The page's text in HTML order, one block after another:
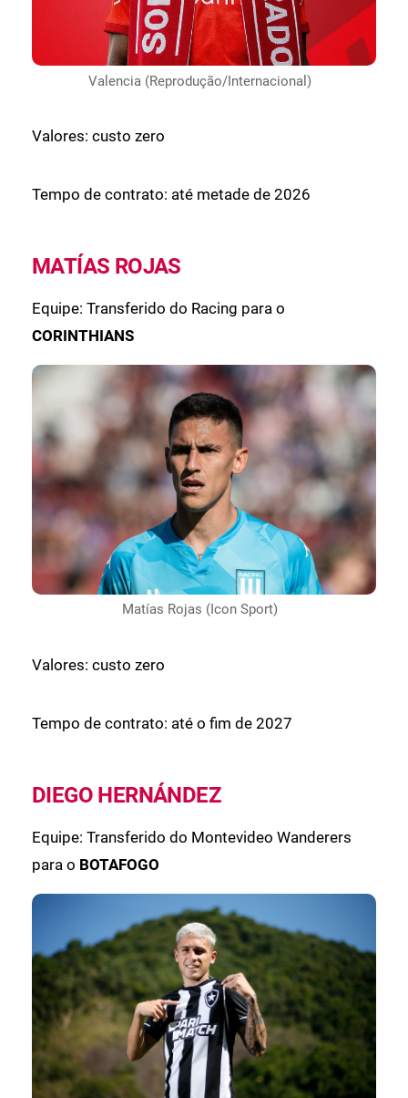
Valencia (Reprodução/Internacional)
Valores: custo zero
Tempo de contrato: até metade de 2026
MATÍAS ROJAS
Equipe: Transferido do Racing para o
CORINTHIANS
Matías Rojas (Icon Sport)
Valores: custo zero
Tempo de contrato: até o fim de 2027
DIEGO HERNÁNDEZ
Equipe: Transferido do Montevideo Wanderers
para o BOTAFOGO